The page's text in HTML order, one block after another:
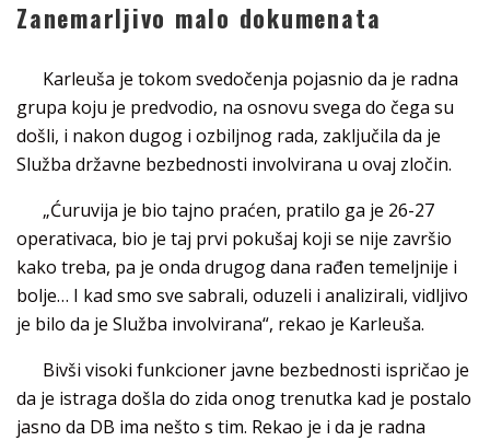
Zanemarljivo malo dokumenata
Karleuša je tokom svedočenja pojasnio da je radna
grupa koju je predvodio, na osnovu svega do čega su
došli, i nakon dugog i ozbiljnog rada, zaključila da je
Služba državne bezbednosti involvirana u ovaj zločin.
„Ćuruvija je bio tajno praćen, pratilo ga je 26-27
operativaca, bio je taj prvi pokušaj koji se nije završio
kako treba, pa je onda drugog dana rađen temeljnije i
bolje… I kad smo sve sabrali, oduzeli i analizirali, vidljivo
je bilo da je Služba involvirana“, rekao je Karleuša.
Bivši visoki funkcioner javne bezbednosti ispričao je
da je istraga došla do zida onog trenutka kad je postalo
jasno da DB ima nešto s tim. Rekao je i da je radna